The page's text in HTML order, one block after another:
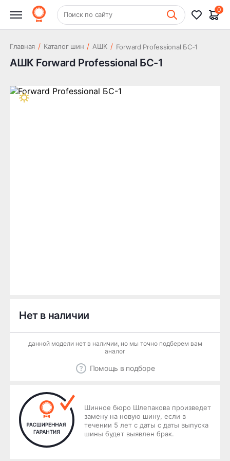
+7 (831) 261-35-35 Шиномонтаж
Поиск по сайту
0
Главная / Каталог шин / АШК / Forward Professional БС-1
АШК Forward Professional БС-1
Нет в наличии
данной модели нет в наличии, но мы точно подберем вам
аналог
Помощь в подборе
Шинное бюро Шлепакова произведет
замену на новую шину, если в
течении 5 лет с даты с даты выпуска
шины будет выявлен брак.